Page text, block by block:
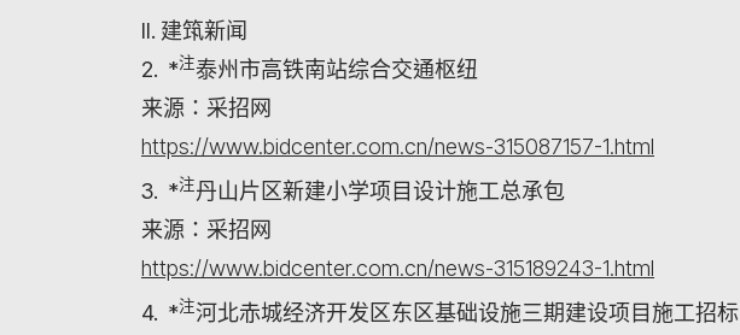
II. 建筑新闻
2. *注泰州市高铁南站综合交通枢纽
来源：采招网
https://www.bidcenter.com.cn/news-315087157-1.html
3. *注丹山片区新建小学项目设计施工总承包
来源：采招网
https://www.bidcenter.com.cn/news-315189243-1.html
4. *注河北赤城经济开发区东区基础设施三期建设项目施工招标